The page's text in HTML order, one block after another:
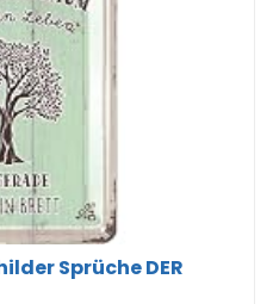
Sprüche DER